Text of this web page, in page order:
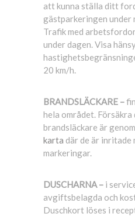
att kunna ställa ditt
gästparkeringen under
Trafik med
under dagen. Visa
20 km/h.
BRANDSLÄCKARE –
hela området. Försäkra
brandsläckare är
karta där de är inritade
markeringar.
DUSCHARNA – i
avgiftsbelagda och
Duschkort löses i